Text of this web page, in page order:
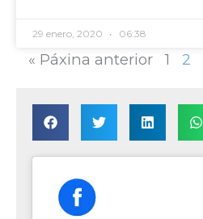
29 enero, 2020 06:38
« Páxina anterior 1 2